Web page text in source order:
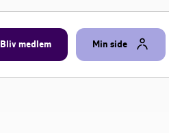
Bliv medlem Min side